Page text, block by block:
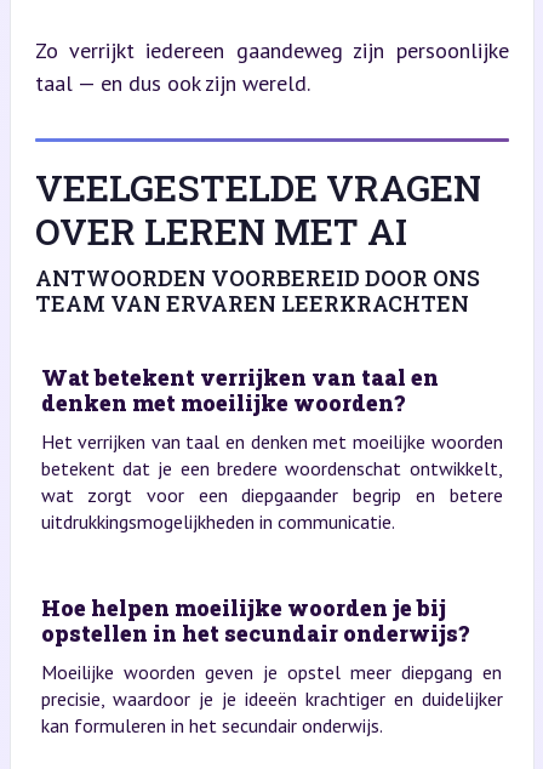
Zo verrijkt iedereen gaandeweg zijn persoonlijke
taal — en dus ook zijn wereld.
VEELGESTELDE VRAGEN
OVER LEREN MET AI
ANTWOORDEN VOORBEREID DOOR ONS
TEAM VAN ERVAREN LEERKRACHTEN
Wat betekent verrijken van taal en
denken met moeilijke woorden?
Het verrijken van taal en denken met moeilijke woorden
betekent dat je een bredere woordenschat ontwikkelt,
wat zorgt voor een diepgaander begrip en betere
uitdrukkingsmogelijkheden in communicatie.
Hoe helpen moeilijke woorden je bij
opstellen in het secundair onderwijs?
Moeilijke woorden geven je opstel meer diepgang en
precisie, waardoor je je ideeën krachtiger en duidelijker
kan formuleren in het secundair onderwijs.